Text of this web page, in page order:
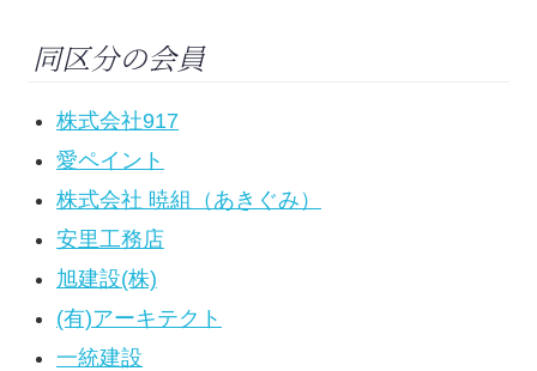
同区分の会員
株式会社917
愛ペイント
株式会社 暁組（あきぐみ）
安里工務店
旭建設(株)
(有)アーキテクト
一統建設